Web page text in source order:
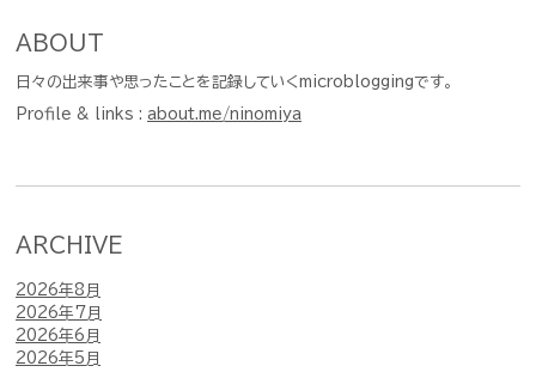
ABOUT
日々の出来事や思ったことを記録していくmicrobloggingです。
Profile & links : about.me/ninomiya
ARCHIVE
2026年8月
2026年7月
2026年6月
2026年5月